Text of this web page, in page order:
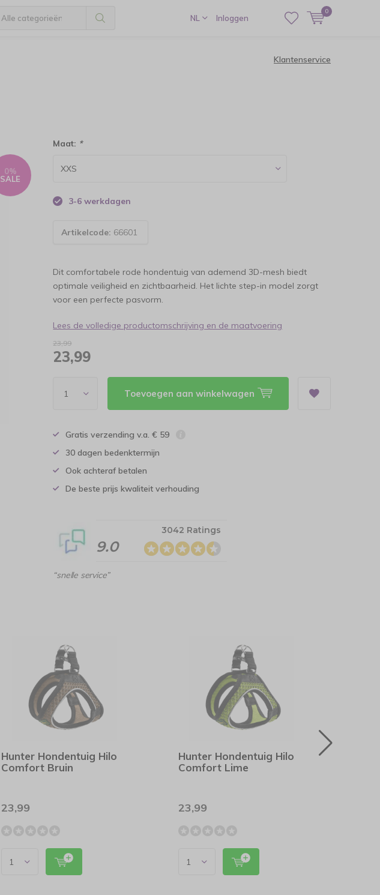
NL Inloggen
0
Klantenservice
0%
SALE
Maat: *
3-6 werkdagen
Artikelcode: 66601
Dit comfortabele rode hondentuig van ademend 3D-mesh biedt
optimale veiligheid en zichtbaarheid. Het lichte step-in model zorgt
voor een perfecte pasvorm.
Lees de volledige productomschrijving en de maatvoering
23,99
23,99
Toevoegen aan winkelwagen
Gratis verzending v.a. € 59
30 dagen bedenktermijn
Ook achteraf betalen
De beste prijs kwaliteit verhouding
9.0
3042 Ratings
“snelle service”
Hunter Hondentuig Hilo
Comfort Bruin
23,99
Hunter Hondentuig Hilo
Comfort Lime
23,99